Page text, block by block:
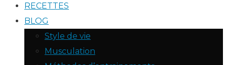
RECETTES
BLOG
Style de vie
Musculation